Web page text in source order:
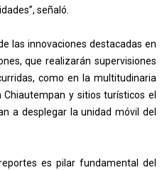
señaló.
las innovaciones destacadas en
que realizarán supervisiones
como en la multitudinaria
y sitios turísticos el
a desplegar la unidad móvil del
es pilar fundamental del